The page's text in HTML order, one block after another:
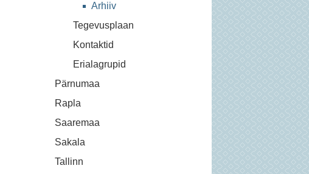
Arhiiv
Tegevusplaan
Kontaktid
Erialagrupid
Pärnumaa
Rapla
Saaremaa
Sakala
Tallinn